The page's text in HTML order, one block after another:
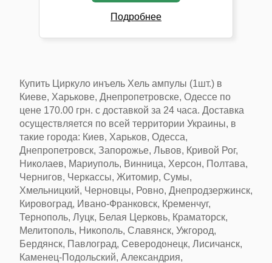
Подробнее
Купить Циркуло инъель Хель ампулы (1шт.) в
Киеве, Харькове, Днепропетровске, Одессе по
цене 170.00 грн. с доставкой за 24 часа. Доставка
осуществляется по всей территории Украины, в
такие города: Киев, Харьков, Одесса,
Днепропетровск, Запорожье, Львов, Кривой Рог,
Николаев, Мариуполь, Винница, Херсон, Полтава,
Чернигов, Черкассы, Житомир, Сумы,
Хмельницкий, Черновцы, Ровно, Днепродзержинск,
Кировоград, Ивано-Франковск, Кременчуг,
Тернополь, Луцк, Белая Церковь, Краматорск,
Мелитополь, Никополь, Славянск, Ужгород,
Бердянск, Павлоград, Северодонецк, Лисичанск,
Каменец-Подольский, Александрия,